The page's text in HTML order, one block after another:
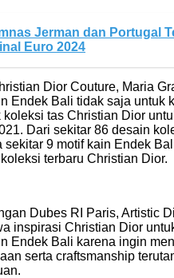
Jerman dan Portugal
Euro 2024
Dior Couture, Maria
Endek Bali tidak saja untuk
koleksi tas Christian Dior
Dari sekitar 86 desain
sekitar 9 motif kain Endek
terbaru Christian Dior.
Dubes RI Paris, Artistic
inspirasi Christian Dior
Endek Bali karena ingin
serta craftsmanship